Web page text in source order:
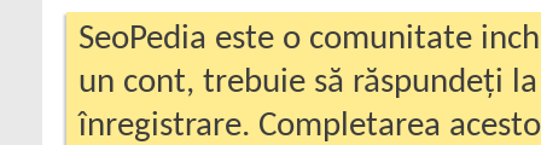
SeoPedia este o comunitate
un cont, trebuie să răspundeți
înregistrare. Completarea